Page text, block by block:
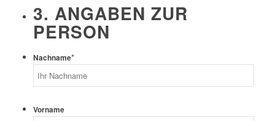
3. ANGABEN ZUR
PERSON
Nachname*
Vorname